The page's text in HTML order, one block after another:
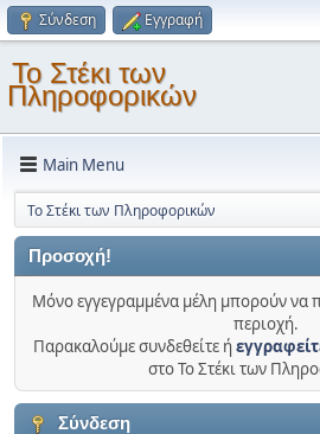
Σύνδεση Εγγραφή
Το Στέκι των
Πληροφορικών
Main Menu
Το Στέκι των Πληροφορικών
Προσοχή!
Μόνο εγγεγραμμένα μέλη μπορούν να
περιοχή.
Παρακαλούμε συνδεθείτε ή
στο Το Στέκι των
Σύνδεση